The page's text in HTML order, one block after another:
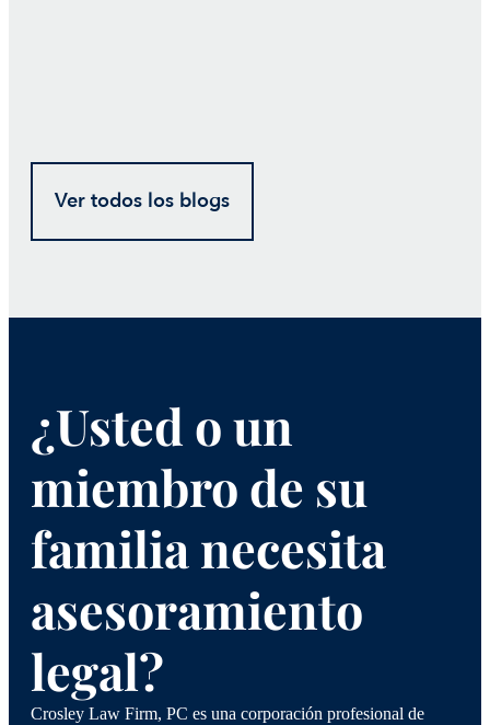
Ver todos los blogs
¿Usted o un
miembro de su
familia necesita
asesoramiento
legal?
Crosley Law Firm, PC es una corporación profesional de